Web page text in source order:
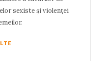
sexiste și violenței